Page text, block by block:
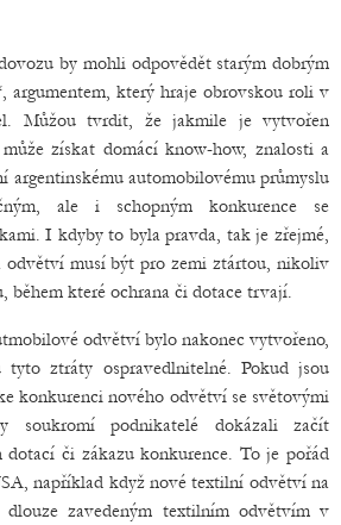
by mohli odpovědět starým dobrým
argumentem, který hraje obrovskou roli v
Můžou tvrdit, že jakmile je vytvořen
získat domácí know-how, znalosti a
argentinskému automobilovému průmyslu
ale i schopným konkurence se
I kdyby to byla pravda, tak je zřejmé,
odvětví musí být pro zemi ztártou, nikoliv
během které ochrana či dotace trvají.
odvětví bylo nakonec vytvořeno,
tyto ztráty ospravedlnitelné. Pokud jsou
konkurenci nového odvětví se světovými
soukromí podnikatelé dokázali začít
či zákazu konkurence. To je pořád
například když nové textilní odvětví na
dlouze zavedeným textilním odvětvím v